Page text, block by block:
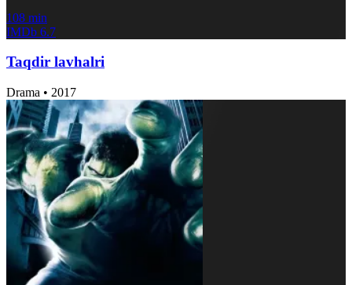
108 min
IMDb 6.7
Taqdir lavhalri
Drama • 2017